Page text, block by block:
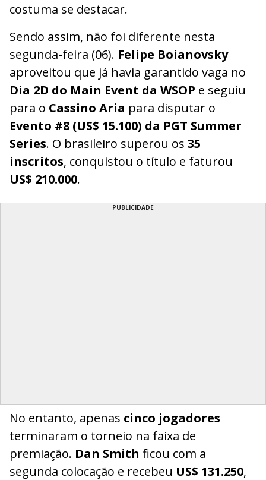
costuma se destacar.
Sendo assim, não foi diferente nesta
segunda-feira (06). Felipe Boianovsky
aproveitou que já havia garantido vaga no
Dia 2D do Main Event da WSOP e seguiu
para o Cassino Aria para disputar o
Evento #8 (US$ 15.100) da PGT Summer
Series. O brasileiro superou os 35
inscritos, conquistou o título e faturou
US$ 210.000.
PUBLICIDADE
No entanto, apenas cinco jogadores
terminaram o torneio na faixa de
premiação. Dan Smith ficou com a
segunda colocação e recebeu US$ 131.250,